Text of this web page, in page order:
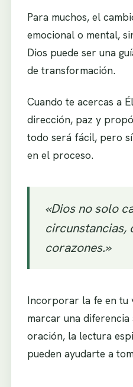
Para muchos, el
emocional o mental,
Dios puede ser una
de transformación.
Cuando te acercas a
dirección, paz y
todo será fácil, pero
en el proceso.
«Dios no solo
circunstancias,
corazones.»
Incorporar la fe en tu
marcar una diferencia
oración, la lectura
pueden ayudarte a